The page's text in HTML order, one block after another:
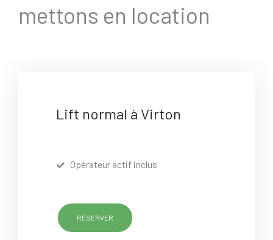
mettons en location
Lift normal à Virton
Opérateur actif inclus
RÉSERVER